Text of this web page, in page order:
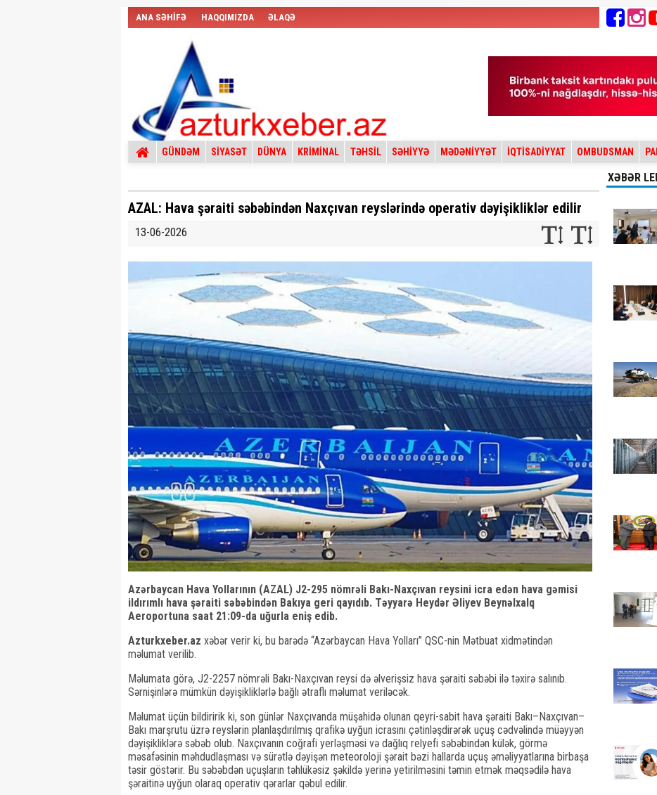
ANA SƏHİFƏ HAQQIMIZDA ƏLAQƏ
GÜNDƏM SİYASƏT DÜNYA KRİMİNAL TƏHSİL SƏHİYYƏ MƏDƏNİYYƏT İQTİSADİYYAT OMBUDSMAN
AZAL: Hava şəraiti səbəbindən Naxçıvan reyslərində operativ dəyişikliklər edilir
13-06-2026
Azərbaycan Hava Yollarının (AZAL) J2-295 nömrəli Bakı-Naxçıvan reysini icra edən hava gəmisi
ildırımlı hava şəraiti səbəbindən Bakıya geri qayıdıb. Təyyarə Heydər Əliyev Beynəlxalq
Aeroportuna saat 21:09-da uğurla eniş edib.
Azturkxeber.az xəbər verir ki, bu barədə “Azərbaycan Hava Yolları” QSC-nin Mətbuat xidmətindən
məlumat verilib.
Məlumata görə, J2-2257 nömrəli Bakı-Naxçıvan reysi də əlverişsiz hava şəraiti səbəbi ilə təxirə salınıb.
Sərnişinlərə mümkün dəyişikliklərlə bağlı ətraflı məlumat veriləcək.
Məlumat üçün bildiririk ki, son günlər Naxçıvanda müşahidə olunan qeyri-sabit hava şəraiti Bakı–Naxçıvan–
Bakı marşrutu üzrə reyslərin planlaşdırılmış qrafikə uyğun icrasını çətinləşdirərək uçuş cədvəlində müəyyən
dəyişikliklərə səbəb olub. Naxçıvanın coğrafi yerləşməsi və dağlıq relyefi səbəbindən külək, görmə
məsafəsinin məhdudlaşması və sürətlə dəyişən meteoroloji şərait bəzi hallarda uçuş əməliyyatlarına birbaşa
təsir göstərir. Bu səbəbdən uçuşların təhlükəsiz şəkildə yerinə yetirilməsini təmin etmək məqsədilə hava
şəraitinə uyğun olaraq operativ qərarlar qəbul edilir.
XƏBƏR